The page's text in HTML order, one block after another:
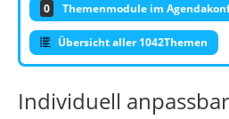
0 Themenmodule im
Übersicht aller 1042Themen
Individuell